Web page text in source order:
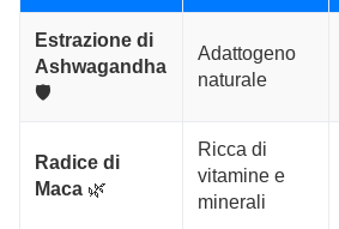
Estrazione di
Ashwagandha
🛡️
Adattogeno
naturale
Radice di
Maca 🌿
Ricca di
vitamine e
minerali